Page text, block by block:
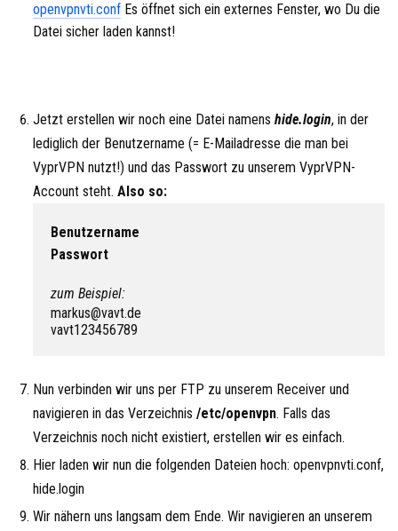
openvpnvti.conf Es öffnet sich ein externes Fenster, wo Du die
Datei sicher laden kannst!
Jetzt erstellen wir noch eine Datei namens hide.login, in der
lediglich der Benutzername (= E-Mailadresse die man bei
VyprVPN nutzt!) und das Passwort zu unserem VyprVPN-
Account steht. Also so:
Benutzername
Passwort
zum Beispiel:
markus@vavt.de
vavt123456789
Nun verbinden wir uns per FTP zu unserem Receiver und
navigieren in das Verzeichnis /etc/openvpn. Falls das
Verzeichnis noch nicht existiert, erstellen wir es einfach.
Hier laden wir nun die folgenden Dateien hoch: openvpnvti.conf,
hide.login
Wir nähern uns langsam dem Ende. Wir navigieren an unserem